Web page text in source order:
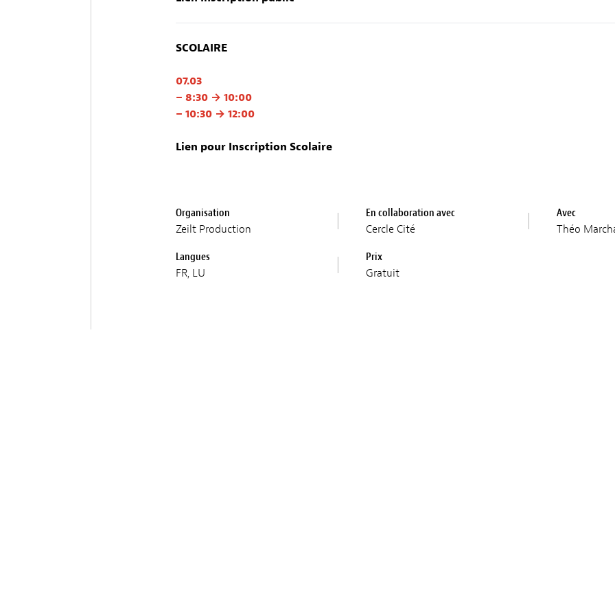
SCOLAIRE
07.03
– 8:30 → 10:00
– 10:30 → 12:00
Lien pour Inscription Scolaire
Organisation
Zeilt Production
En collaboration avec
Cercle Cité
Avec
Théo
Langues
FR, LU
Prix
Gratuit